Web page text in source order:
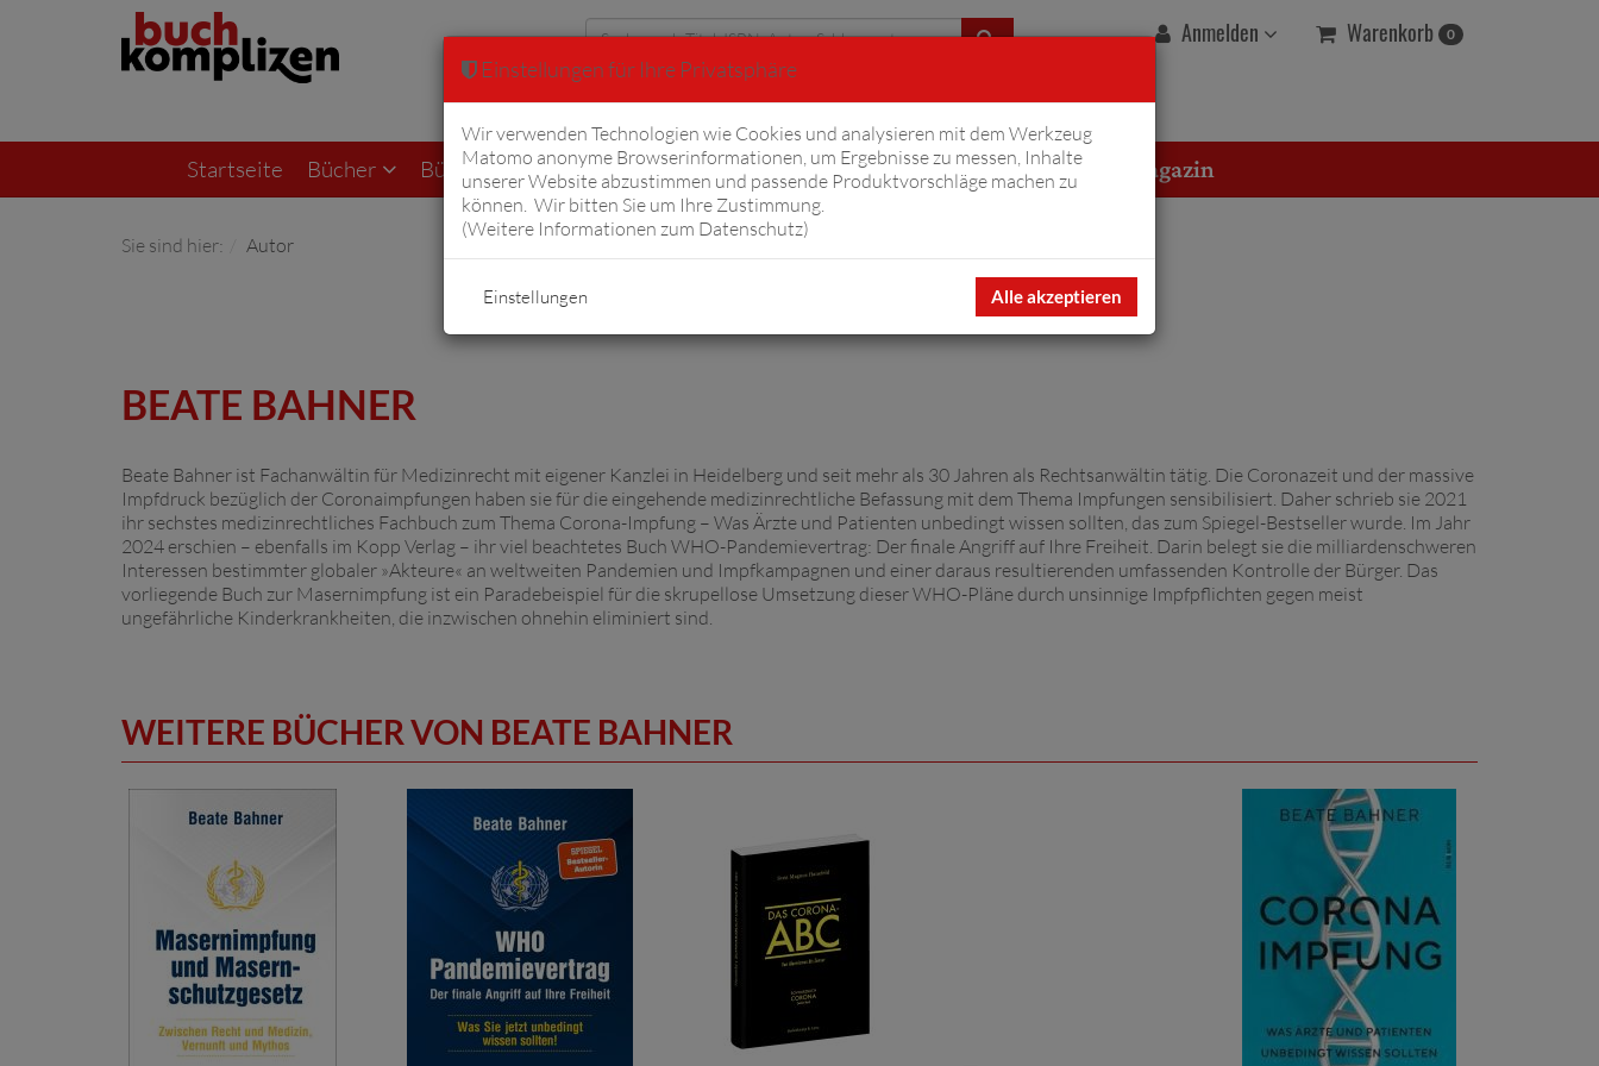
Anmelden Warenkorb 0
Erweiterte Suche
Startseite Bücher Bücher von Fiftyfifty Hörbücher Komplizen Overton Magazin
Sie sind hier: Autor
BEATE BAHNER
Beate Bahner ist Fachanwältin für Medizinrecht mit eigener Kanzlei in Heidelberg und seit mehr als 30 Jahren als Rechtsanwältin tätig. Die Coronazeit und der massive
Impfdruck bezüglich der Coronaimpfungen haben sie für die eingehende medizinrechtliche Befassung mit dem Thema Impfungen sensibilisiert. Daher schrieb sie 2021
ihr sechstes medizinrechtliches Fachbuch zum Thema Corona-Impfung – Was Ärzte und Patienten unbedingt wissen sollten, das zum Spiegel-Bestseller wurde. Im Jahr
2024 erschien – ebenfalls im Kopp Verlag – ihr viel beachtetes Buch WHO-Pandemievertrag: Der finale Angriff auf Ihre Freiheit. Darin belegt sie die milliardenschweren
Interessen bestimmter globaler »Akteure« an weltweiten Pandemien und Impfkampagnen und einer daraus resultierenden umfassenden Kontrolle der Bürger. Das
vorliegende Buch zur Masernimpfung ist ein Paradebeispiel für die skrupellose Umsetzung dieser WHO-Pläne durch unsinnige Impfpflichten gegen meist
ungefährliche Kinderkrankheiten, die inzwischen ohnehin eliminiert sind.
WEITERE BÜCHER VON BEATE BAHNER
Einstellungen für Ihre Privatsphäre
Wir verwenden Technologien wie Cookies und analysieren mit dem Werkzeug
Matomo anonyme Browserinformationen, um Ergebnisse zu messen, Inhalte
unserer Website abzustimmen und passende Produktvorschläge machen zu
können. Wir bitten Sie um Ihre Zustimmung.
(Weitere Informationen zum Datenschutz)
Alle akzeptieren
Einstellungen